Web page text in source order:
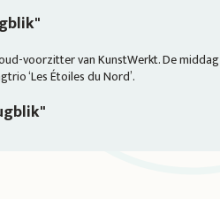
voorzitter van KunstWerkt. De
‘Les Étoiles du Nord’.